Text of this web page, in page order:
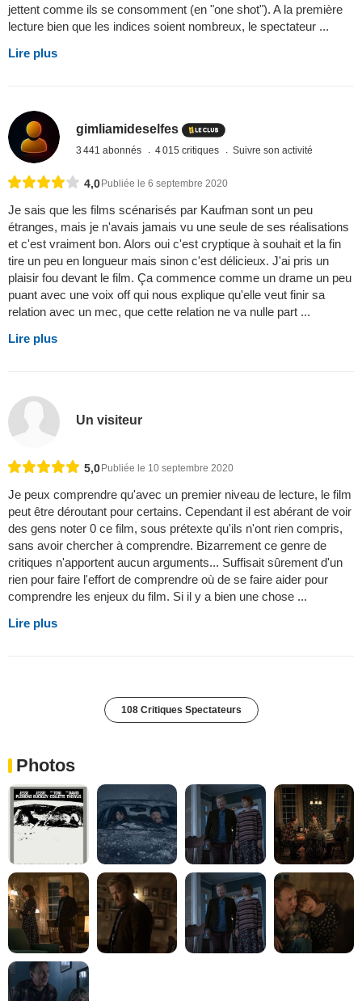
jettent comme ils se consomment (en "one shot"). A la première
lecture bien que les indices soient nombreux, le spectateur ...
Lire plus
gimliamideselfes
3 441 abonnés 4 015 critiques Suivre son activité
4,0Publiée le 6 septembre 2020
Je sais que les films scénarisés par Kaufman sont un peu
étranges, mais je n'avais jamais vu une seule de ses réalisations
et c'est vraiment bon. Alors oui c'est cryptique à souhait et la fin
tire un peu en longueur mais sinon c'est délicieux. J'ai pris un
plaisir fou devant le film. Ça commence comme un drame un peu
puant avec une voix off qui nous explique qu'elle veut finir sa
relation avec un mec, que cette relation ne va nulle part ...
Lire plus
Un visiteur
5,0 Publiée le 10 septembre 2020
Je peux comprendre qu'avec un premier niveau de lecture, le film
peut être déroutant pour certains. Cependant il est abérant de voir
des gens noter 0 ce film, sous prétexte qu'ils n'ont rien compris,
sans avoir chercher à comprendre. Bizarrement ce genre de
critiques n'apportent aucun arguments... Suffisait sûrement d'un
rien pour faire l'effort de comprendre où de se faire aider pour
comprendre les enjeux du film. Si il y a bien une chose ...
Lire plus
108 Critiques Spectateurs
Photos